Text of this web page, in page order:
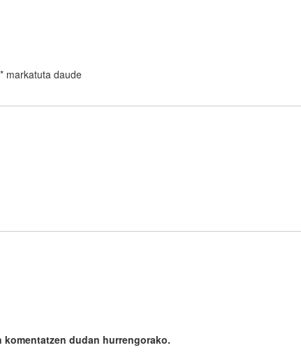
* markatuta daude
dudan hurrengorako.